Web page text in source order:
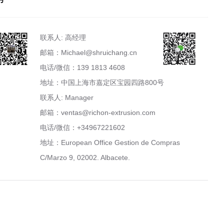
联系人: 高经理
邮箱：Michael@shruichang.cn
电话/微信：139 1813 4608
地址：中国上海市嘉定区宝园四路800号
联系人: Manager
邮箱：ventas@richon-extrusion.com
电话/微信：+34967221602
地址：European Office Gestion de Compras
C/Marzo 9, 02002. Albacete.